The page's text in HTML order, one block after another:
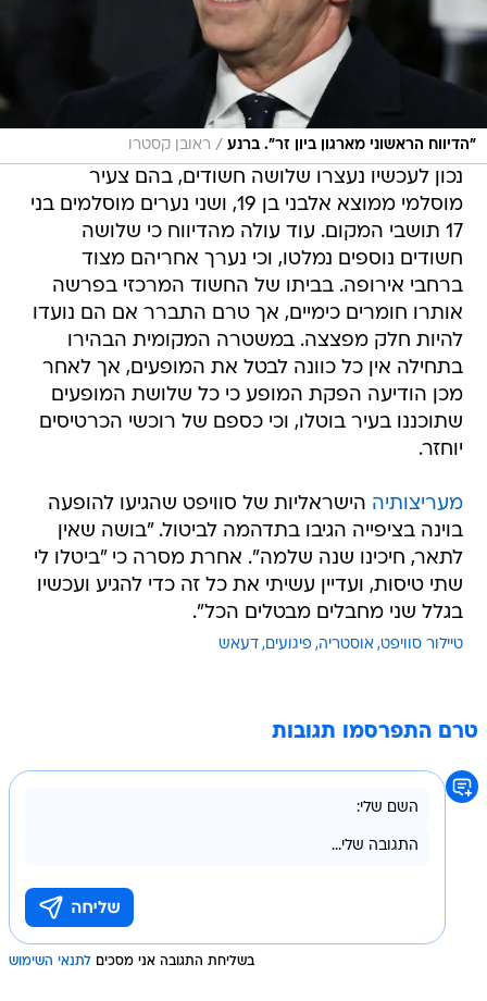
"הדיווח הראשוני מארגון ביון זר". ברנע / ראובן קסטרו
נכון לעכשיו נעצרו שלושה חשודים, בהם צעיר
מוסלמי ממוצא אלבני בן 19, ושני נערים מוסלמים בני
17 תושבי המקום. עוד עולה מהדיווח כי שלושה
חשודים נוספים נמלטו, וכי נערך אחריהם מצוד
ברחבי אירופה. בביתו של החשוד המרכזי בפרשה
אותרו חומרים כימיים, אך טרם התברר אם הם נועדו
להיות חלק מפצצה. במשטרה המקומית הבהירו
בתחילה אין כל כוונה לבטל את המופעים, אך לאחר
מכן הודיעה הפקת המופע כי כל שלושת המופעים
שתוכננו בעיר בוטלו, וכי כספם של רוכשי הכרטיסים
יוחזר.
מעריצותיה הישראליות של סוויפט שהגיעו להופעה
בוינה בציפייה הגיבו בתדהמה לביטול. "בושה שאין
לתאר, חיכינו שנה שלמה". אחרת מסרה כי "ביטלו לי
שתי טיסות, ועדיין עשיתי את כל זה כדי להגיע ועכשיו
בגלל שני מחבלים מבטלים הכל".
טיילור סוויפט אוסטריה פיגועים דעאש
טרם התפרסמו תגובות
בשליחת התגובה אני מסכים לתנאי השימוש